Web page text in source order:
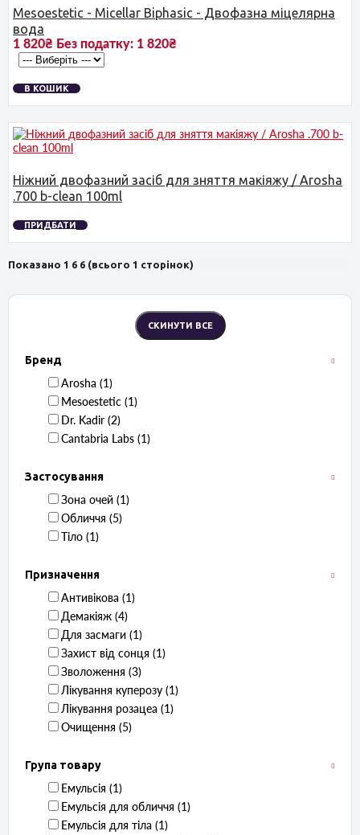
Бренд
Arosha ‏ (1)
Mesoestetic ‏ (1)
Dr. Kadir ‏ (2)
Cantabria Labs ‏ (1)
Застосування
Зона очей ‏ (1)
Обличчя ‏ (5)
Тіло ‏ (1)
Призначення
Антивікова ‏ (1)
Демакіяж ‏ (4)
Для засмаги ‏ (1)
Захист від сонця ‏ (1)
Зволоження ‏ (3)
Лікування куперозу ‏ (1)
Лікування розацеа ‏ (1)
Очищення ‏ (5)
Група товару
Емульсія ‏ (1)
Емульсія для обличчя ‏ (1)
Емульсія для тіла ‏ (1)
Mesoestetic - Micellar Biphasic - Двофазна міцелярна
вода
1 820₴ Без податку: 1 820₴
В КОШИК
Ніжний двофазний засіб для зняття макіяжу / Arosha
.700 b-clean 100ml
ПРИДБАТИ
Показано 1 6 6 (всього 1 сторінок)